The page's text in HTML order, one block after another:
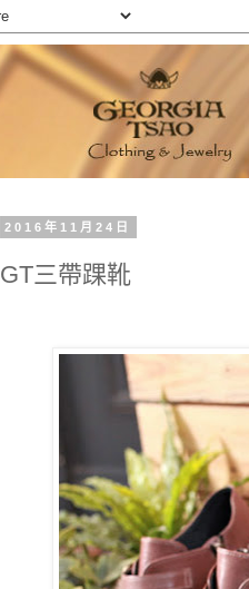
2016年11月24日
GT三帶踝靴